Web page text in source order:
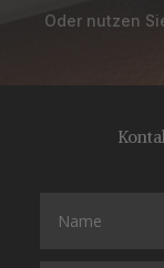
Oder nutzen